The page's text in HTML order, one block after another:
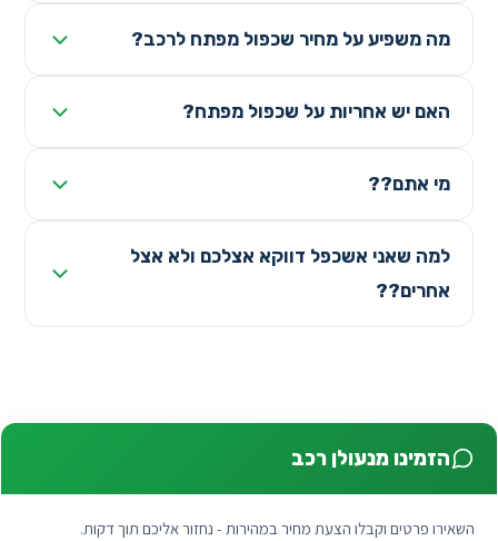
מה משפיע על מחיר שכפול מפתח לרכב?
האם יש אחריות על שכפול מפתח?
מי אתם??
למה שאני אשכפל דווקא אצלכם ולא אצל
אחרים??
הזמינו מנעולן רכב
השאירו פרטים וקבלו הצעת מחיר במהירות - נחזור אליכם תוך דקות.